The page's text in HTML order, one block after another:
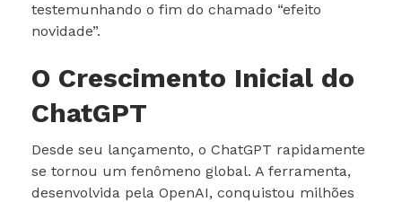
testemunhando o fim do chamado “efeito
novidade”.
O Crescimento Inicial do
ChatGPT
Desde seu lançamento, o ChatGPT rapidamente
se tornou um fenômeno global. A ferramenta,
desenvolvida pela OpenAI, conquistou milhões